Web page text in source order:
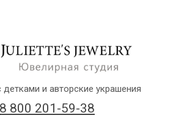
8 800 201-59-38
детками и авторские украшения